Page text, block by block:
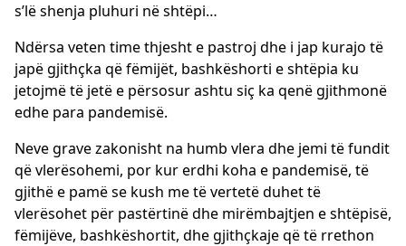
s’lë shenja pluhuri në shtëpi…
Ndërsa veten time thjesht e pastroj dhe i jap kurajo të
japë gjithçka që fëmijët, bashkëshorti e shtëpia ku
jetojmë të jetë e përsosur ashtu siç ka qenë gjithmonë
edhe para pandemisë.
Neve grave zakonisht na humb vlera dhe jemi të fundit
që vlerësohemi, por kur erdhi koha e pandemisë, të
gjithë e pamë se kush me të vertetë duhet të
vlerësohet për pastërtinë dhe mirëmbajtjen e shtëpisë,
fëmijëve, bashkëshortit, dhe gjithçkaje që të rrethon